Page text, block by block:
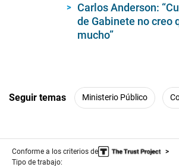
Carlos Anderson:
de Gabinete no creo
mucho”
Seguir temas Ministerio Público
Conforme a los criterios de
Tipo de trabajo: